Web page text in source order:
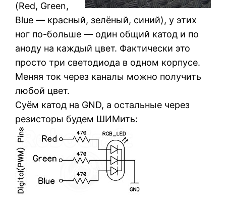
(Red, Green,
Blue — красный, зелёный, синий), у этих
ног по-больше — один общий катод и по
аноду на каждый цвет. Фактически это
просто три светодиода в одном корпусе.
Меняя ток через каналы можно получить
любой цвет.
Суём катод на GND, а остальные через
резисторы будем ШИМить: